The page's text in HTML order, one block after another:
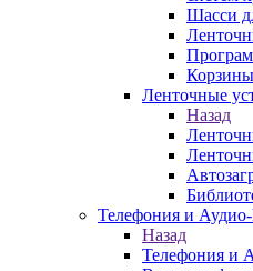
Шасси
Ленточные
Назад
Телефония и
Назад
Телефония и